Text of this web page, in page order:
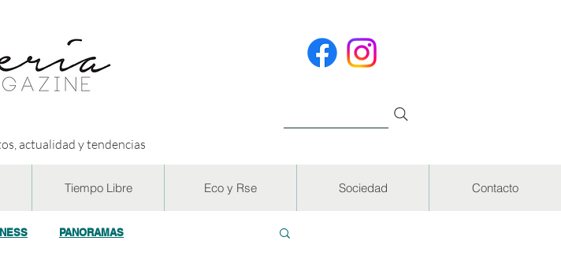
actualidad y tendencias
Tiempo Libre Eco y Rse Sociedad Contacto
PANORAMAS